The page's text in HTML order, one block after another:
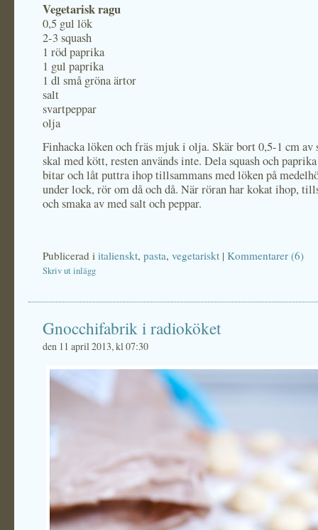
Vegetarisk ragu
0,5 gul lök
2-3 squash
1 röd paprika
1 gul paprika
1 dl små gröna ärtor
salt
svartpeppar
olja
Finhacka löken och fräs mjuk i olja. Skär bort 0,5-1 cm av
skal med kött, resten används inte. Dela squash och
bitar och låt puttra ihop tillsammans med löken på
under lock, rör om då och då. När röran har kokat ihop,
och smaka av med salt och peppar.
Publicerad i italienskt, pasta, vegetariskt | Kommentarer (6)
Skriv ut inlägg
Gnocchifabrik i radioköket
den 11 april 2013, kl 07:30